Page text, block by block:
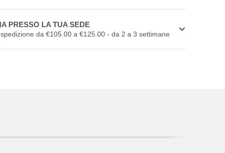
PRESSO LA TUA SEDE
da €105.00 a €125.00- da 2 a 3 settimane